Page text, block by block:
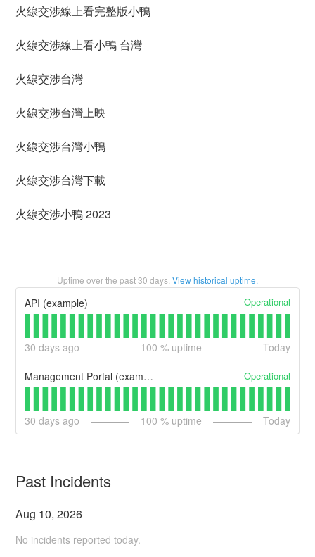
火線交涉線上看完整版小鴨
火線交涉線上看小鴨 台灣
火線交涉台灣
火線交涉台灣上映
火線交涉台灣小鴨
火線交涉台灣下載
火線交涉小鴨 2023
Uptime over the past30 days. View historical uptime.
API (example) Operational
30 days ago 100 % uptime Today
Management Portal (example) Operational
30 days ago 100 % uptime Today
Past Incidents
Aug 10,2026
No incidents reported today.